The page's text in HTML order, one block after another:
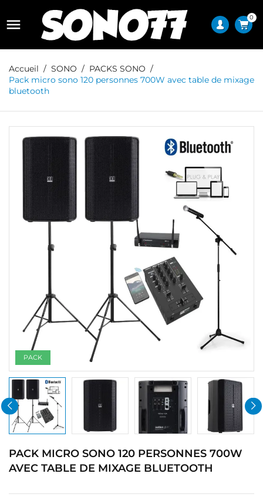
 0
Accueil SONO
PACKS SONO
Pack micro sono 120 personnes 700W avec table de mixage
bluetooth
PACK
PACK MICRO SONO 120 PERSONNES 700W
AVEC TABLE DE MIXAGE BLUETOOTH